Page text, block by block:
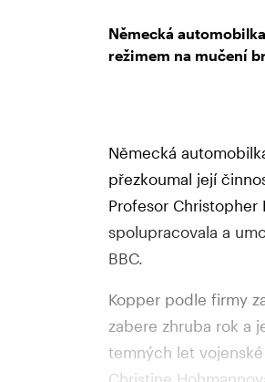
Německá
režimem na mučení
Německá
přezkoumal její
Profesor
spolupracovala a
BBC.
Kopper podle firmy
zabere zhruba rok a
temných let
Christine